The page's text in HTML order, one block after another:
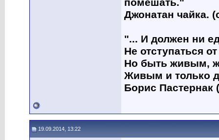
помешать."
Джонатан чайка.
"... И должен ни
Не отступаться
Но быть живым,
Живым и только
Борис Пастернак
19.09.2014, 13:22